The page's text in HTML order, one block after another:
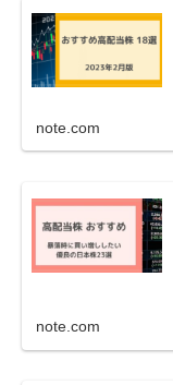
note.com
note.com